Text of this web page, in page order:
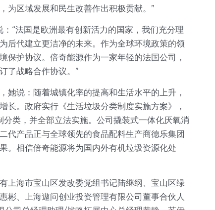
为区域发展和民生改善作出积极贡献。”
“法国是欧洲最有创新活力的国家，我们充分理
后代建立更洁净的未来。作为全球环境政策的领
保护协议。倍奇能源作为一家年轻的法国公司，
了战略合作协议。”
她说：随着城镇化率的提高和生活水平的上升，
长。政府实行《生活垃圾分类制度实施方案》，
类，并全部立法实施。公司撬装式一体化厌氧消
代产品正与全球领先的食品配料生产商德乐集团
。相信倍奇能源将为国内外有机垃圾资源化处
上海市宝山区发改委党组书记陆继纲、宝山区绿
彬、上海遨问创业投资管理有限公司董事合伙人